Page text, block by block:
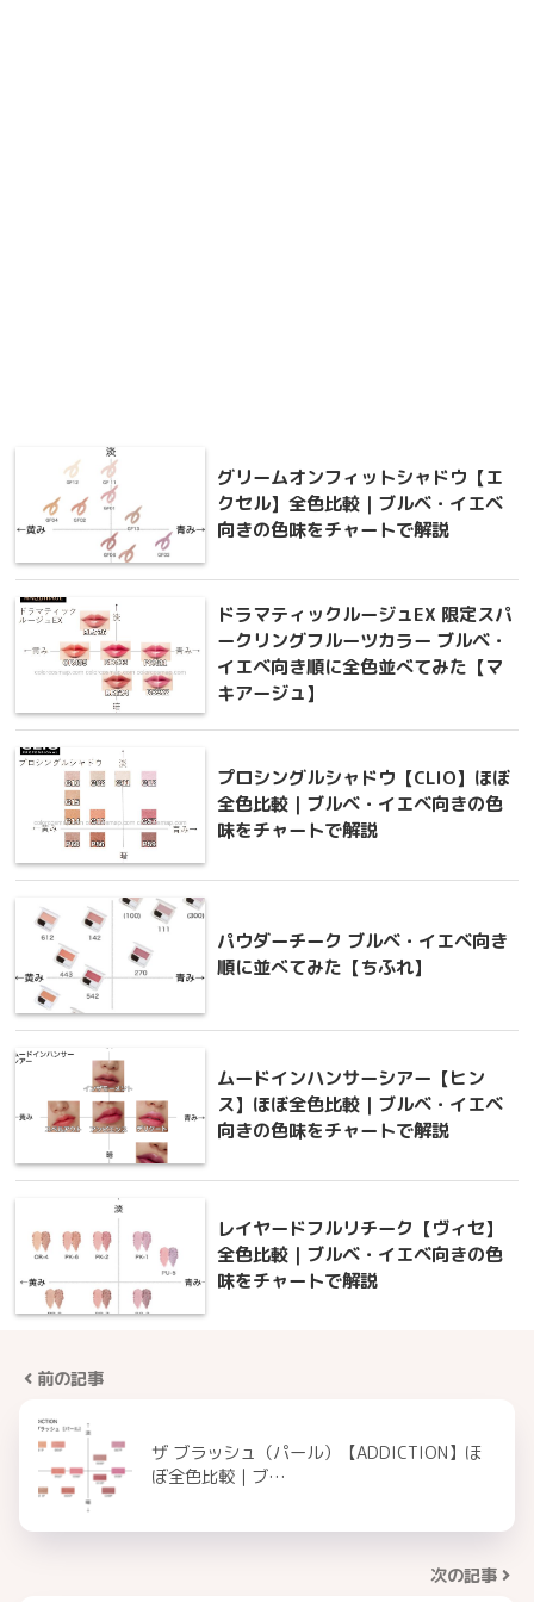
グリームオンフィットシャドウ【エ
クセル】全色比較｜ブルベ・イエベ
向きの色味をチャートで解説
ドラマティックルージュEX 限定スパ
ークリングフルーツカラー ブルベ・
イエベ向き順に全色並べてみた【マ
キアージュ】
プロシングルシャドウ【CLIO】ほぼ
全色比較｜ブルベ・イエベ向きの色
味をチャートで解説
パウダーチーク ブルベ・イエベ向き
順に並べてみた【ちふれ】
ムードインハンサーシアー【ヒン
ス】ほぼ全色比較｜ブルベ・イエベ
向きの色味をチャートで解説
レイヤードフルリチーク【ヴィセ】
全色比較｜ブルベ・イエベ向きの色
味をチャートで解説
前の記事
ザ ブラッシュ（パール）【ADDICTION】ほ
ぼ全色比較｜ブ…
次の記事